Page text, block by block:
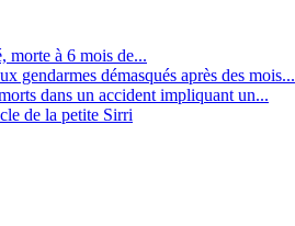
morte à 6 mois de...
gendarmes démasqués après des mois...
dans un accident impliquant un...
de la petite Sirri